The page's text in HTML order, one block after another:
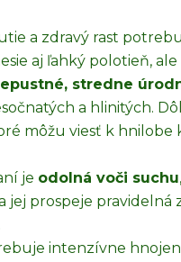
a zdravý rast
aj ľahký polotieň,
stredne
a hlinitých.
môžu viesť k
je odolná voči suchu
prospeje pravidelná
intenzívne